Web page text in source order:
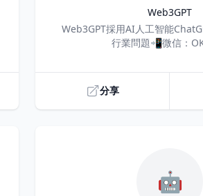
Web3GPT
Title
Web3GPT採用AI人工智能
行業問題📲微信：
分享
🤖